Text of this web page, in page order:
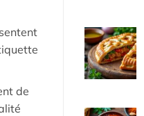
de